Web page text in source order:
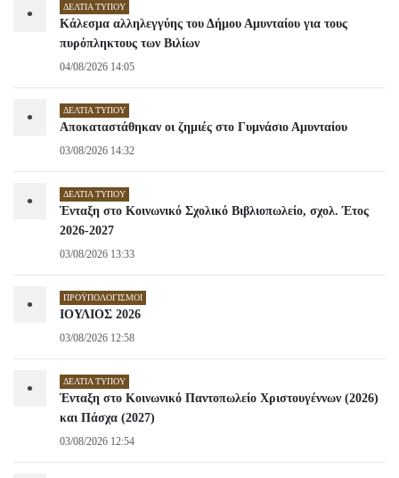
• ΔΕΛΤΊΑ ΤΎΠΟΥ
Κάλεσμα αλληλεγγύης του Δήμου Αμυνταίου για τους
πυρόπληκτους των Βιλίων
04/08/2026 14:05
• ΔΕΛΤΊΑ ΤΎΠΟΥ
Αποκαταστάθηκαν οι ζημιές στο Γυμνάσιο Αμυνταίου
03/08/2026 14:32
• ΔΕΛΤΊΑ ΤΎΠΟΥ
Ένταξη στο Κοινωνικό Σχολικό Βιβλιοπωλείο, σχολ. Έτος
2026-2027
03/08/2026 13:33
• ΠΡΟΫΠΟΛΟΓΙΣΜΟΊ
ΙΟΥΛΙΟΣ 2026
03/08/2026 12:58
• ΔΕΛΤΊΑ ΤΎΠΟΥ
Ένταξη στο Κοινωνικό Παντοπωλείο Χριστουγέννων (2026)
και Πάσχα (2027)
03/08/2026 12:54